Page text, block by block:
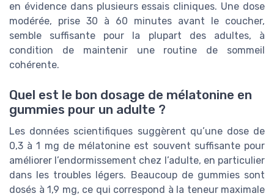
en évidence dans plusieurs essais cliniques. Une dose
modérée, prise 30 à 60 minutes avant le coucher,
semble suffisante pour la plupart des adultes, à
condition de maintenir une routine de sommeil
cohérente.
Quel est le bon dosage de mélatonine en
gummies pour un adulte ?
Les données scientifiques suggèrent qu’une dose de
0,3 à 1 mg de mélatonine est souvent suffisante pour
améliorer l’endormissement chez l’adulte, en particulier
dans les troubles légers. Beaucoup de gummies sont
dosés à 1,9 mg, ce qui correspond à la teneur maximale